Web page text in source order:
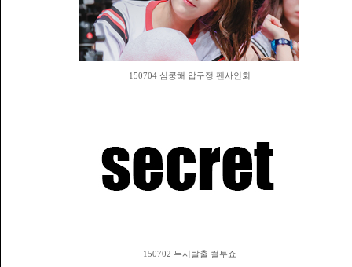
150704 심쿵해 압구정 팬사인회
150702 두시탈출 컬투쇼